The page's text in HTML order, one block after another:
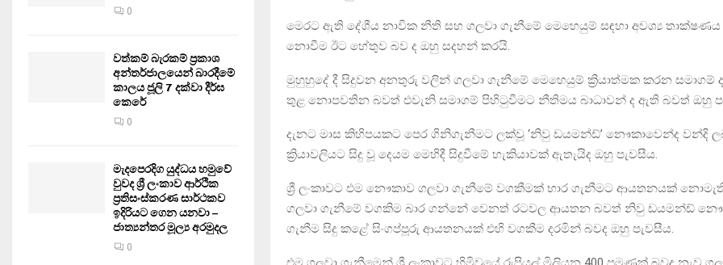
මෙරට ඇති දේශීය නාවික නීති සහ ගලවා ගැනීමේ මෙහෙයුම් සඳහා අවශ්‍ය තාක්ෂණය
නොවීම ඊට හේතුව බව ද ඔහු සදහන් කරයි.
මුහුහුදේ දී සිදුවන අනතුරු වලින් ගලවා ගැනීමේ මෙහෙයුම් ක්‍රියාත්මක කරන සමාගම්
තුළ නොපවතින බවත් එවැනි සමාගම් පිහිටුවීමට නීතිමය බාධාවන් ද ඇති බවත් ඔහු
දැනට මාස කිහිපයකට පෙර ගිනිගැනීමට ලක්වූ ‘නිවු ඩයමන්ඩ්’ නෞකාවෙන්ද වන්දි
ක්‍රියාවලියට සිදු වූ දෙයම මෙහිදී සිදුවීමේ හැකියාවක් ඇතැයිද ඔහු පැවසීය.
ශ්‍රී ලංකාවට එම නෞකාව ගලවා ගැනීමේ වගකීමක් භාර ගැනීමට ආයතනයක්
ගලවා ගැනීමේ වගකිම බාර ගන්නේ වෙනත් රටවල ආයතන බවත් නිවු ඩයමන්ඩ්
ගැනීම සිදු කළේ සිංගප්පූරු ආයතනයක් එහි වගකීම දරමින් බවද ඔහු පැවසීය.
0
වත්කම් බැරකම් ප්‍රකාශ
අන්තර්ජාලයෙන් බාරදීමේ
කාලය ජූලි 7 දක්වා දීර්ඝ
කෙරේ
0
මැදපෙරදිග යුද්ධය හමුවේ
වුවද ශ්‍රී ලංකාව ආර්ථික
ප්‍රතිසංස්කරණ සාර්ථකව
ඉදිරියට ගෙන යනවා –
ජාත්‍යන්තර මූල්‍ය අරමුදල
0